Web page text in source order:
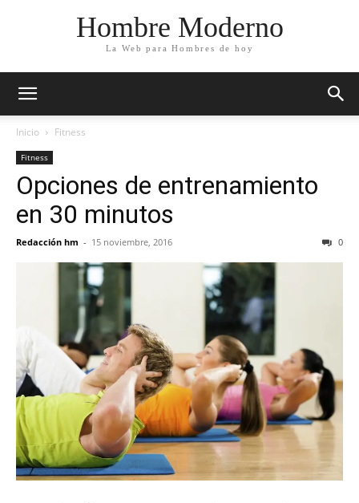
Hombre Moderno
La Web para Hombres de hoy
Inicio Fitness
Fitness
Opciones de entrenamiento
en 30 minutos
Redacción hm - 15 noviembre, 2016 0